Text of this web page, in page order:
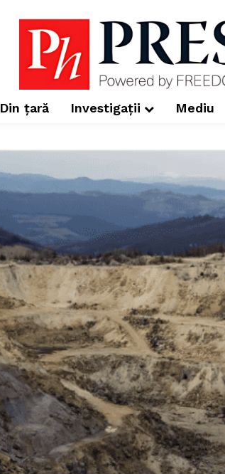
Din țară Investigații Mediu